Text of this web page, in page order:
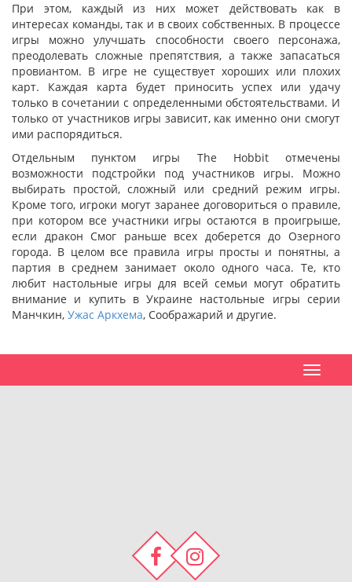
При этом, каждый из них может действовать как в
интересах команды, так и в своих собственных. В процессе
игры можно улучшать способности своего персонажа,
преодолевать сложные препятствия, а также запасаться
провиантом. В игре не существует хороших или плохих
карт. Каждая карта будет приносить успех или удачу
только в сочетании с определенными обстоятельствами. И
только от участников игры зависит, как именно они смогут
ими распорядиться.
Отдельным пунктом игры The Hobbit отмечены
возможности подстройки под участников игры. Можно
выбирать простой, сложный или средний режим игры.
Кроме того, игроки могут заранее договориться о правиле,
при котором все участники игры остаются в проигрыше,
если дракон Смог раньше всех доберется до Озерного
города. В целом все правила игры просты и понятны, а
партия в среднем занимает около одного часа. Те, кто
любит настольные игры для всей семьи могут обратить
внимание и купить в Украине настольные игры серии
Манчкин, Ужас Аркхема, Соображарий и другие.
Toggle